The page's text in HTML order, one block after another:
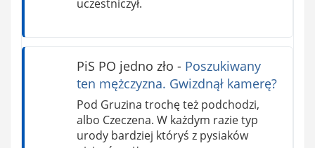
uczestniczył.
PiS PO jedno zło - Poszukiwany
ten mężczyzna. Gwizdnął kamerę?
Pod Gruzina trochę też podchodzi,
albo Czeczena. W każdym razie typ
urody bardziej któryś z pysiaków